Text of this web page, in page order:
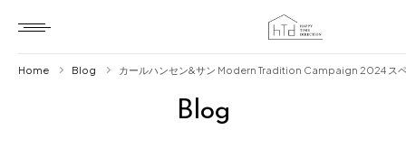
Blog
Home Blog カールハンセン&サン Modern Tradition Campaign 2024 ス